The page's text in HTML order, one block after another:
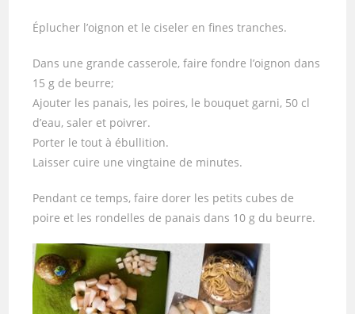
Éplucher l’oignon et le ciseler en fines tranches.
Dans une grande casserole, faire fondre l’oignon dans
15 g de beurre;
Ajouter les panais, les poires, le bouquet garni, 50 cl
d’eau, saler et poivrer.
Porter le tout à ébullition.
Laisser cuire une vingtaine de minutes.
Pendant ce temps, faire dorer les petits cubes de
poire et les rondelles de panais dans 10 g du beurre.